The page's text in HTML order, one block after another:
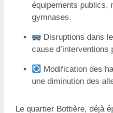
équipements publics,
gymnases.
Disruptions dans
cause d’interventions
Modification des
une diminution des
Le quartier Bottière, déjà